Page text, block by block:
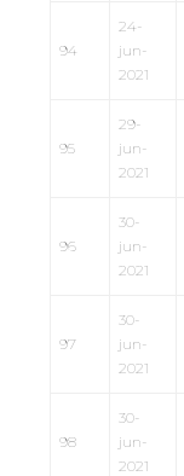
94
24-
jun-
2021
95
29-
jun-
2021
96
30-
jun-
2021
97
30-
jun-
2021
98
30-
jun-
2021